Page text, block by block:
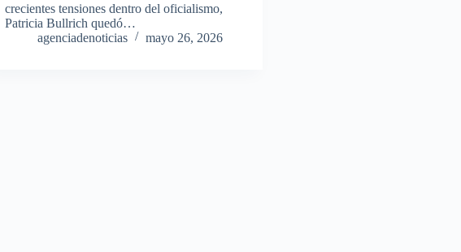
crecientes tensiones dentro del oficialismo,
Patricia Bullrich quedó…
agenciadenoticias
mayo 26, 2026